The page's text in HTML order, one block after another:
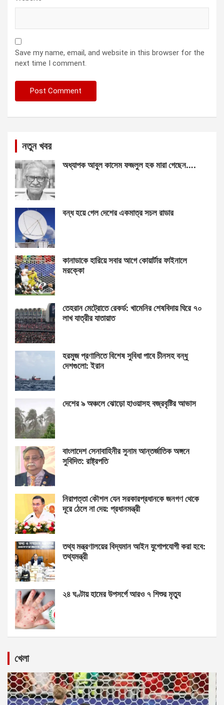
Save my name, email, and website in this browser for the
next time I comment.
নতুন খবর
অধ্যাপক আবুল কাসেম ফজলুল হক মারা গেছেন….
বন্ধ হয়ে গেল দেশের একমাত্র সচল রাডার
কানাডাকে হারিয়ে সবার আগে কোয়ার্টার ফাইনালে
মরক্কো
তেহরান মেট্রোতে রেকর্ড: খামেনির শেষবিদায় ঘিরে ৭০
লাখ যাত্রীর যাতায়াত
হরমুজ প্রণালিতে বিশেষ সুবিধা পাবে চীনসহ বন্ধু
দেশগুলো: ইরান
দেশের ৯ অঞ্চলে ঝোড়ো হাওয়াসহ বজ্রবৃষ্টির আভাস
বাংলাদেশ সেনাবাহিনীর সুনাম আন্তর্জাতিক অঙ্গনে
সুবিদিত: রাষ্ট্রপতি
নিরাপত্তা কৌশল যেন সরকারপ্রধানকে জনগণ থেকে
দূরে ঠেলে না দেয়: প্রধানমন্ত্রী
তথ্য মন্ত্রণালয়ের বিদ্যমান আইন যুগোপযোগী করা হবে:
তথ্যমন্ত্রী
২৪ ঘণ্টায় হামের উপসর্গে আরও ৭ শিশুর মৃত্যু
খেলা